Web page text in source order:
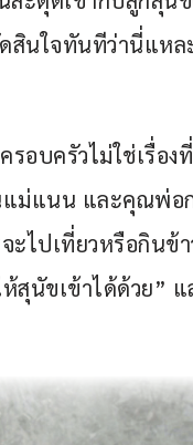
สินใจทันทีว่านี่แห
รอบครัวไม่ใช่เรื่
ม่แนน และคุณพ่อ
ะไปเที่ยวหรือกินข้
นัขเข้าได้ด้วย” แ